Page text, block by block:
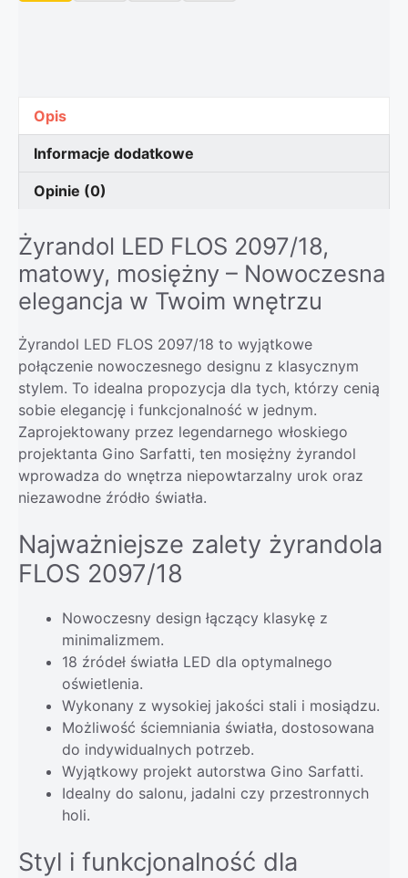
Opis
Informacje dodatkowe
Opinie (0)
Żyrandol LED FLOS 2097/18,
matowy, mosiężny – Nowoczesna
elegancja w Twoim wnętrzu
Żyrandol LED FLOS 2097/18 to wyjątkowe
połączenie nowoczesnego designu z klasycznym
stylem. To idealna propozycja dla tych, którzy cenią
sobie elegancję i funkcjonalność w jednym.
Zaprojektowany przez legendarnego włoskiego
projektanta Gino Sarfatti, ten mosiężny żyrandol
wprowadza do wnętrza niepowtarzalny urok oraz
niezawodne źródło światła.
Najważniejsze zalety żyrandola
FLOS 2097/18
Nowoczesny design łączący klasykę z
minimalizmem.
18 źródeł światła LED dla optymalnego
oświetlenia.
Wykonany z wysokiej jakości stali i mosiądzu.
Możliwość ściemniania światła, dostosowana
do indywidualnych potrzeb.
Wyjątkowy projekt autorstwa Gino Sarfatti.
Idealny do salonu, jadalni czy przestronnych
holi.
Styl i funkcjonalność dla